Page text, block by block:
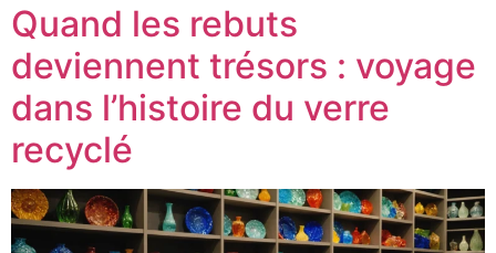
Quand les rebuts
deviennent trésors : voyage
dans l’histoire du verre
recyclé